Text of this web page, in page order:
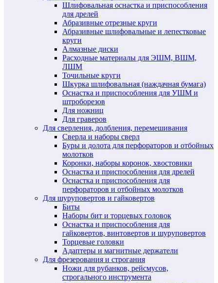
Шлифовальная оснастка и приспособления
для дрелей
Абразивные отрезные круги
Абразивные шлифовальные и лепестковые
круги
Алмазные диски
Расходные материалы для ЭШМ, ВШМ,
ЛШМ
Точильные круги
Шкурка шлифовальная (наждачная бумага)
Оснастка и приспособления для УШМ и
штроборезов
Для ножниц
Для граверов
Для сверления, долбления, перемешивания
Сверла и наборы сверл
Буры и долота для перфораторов и отбойных
молотков
Коронки, наборы коронок, хвостовики
Оснастка и приспособления для дрелей
Оснастка и приспособления для
перфораторов и отбойных молотков
Для шуруповертов и гайковертов
Биты
Наборы бит и торцевых головок
Оснастка и приспособления для
гайковертов, винтовертов и шуруповертов
Торцевые головки
Адаптеры и магнитные держатели
Для фрезерования и строгания
Ножи для рубанков, рейсмусов,
строгального инструмента